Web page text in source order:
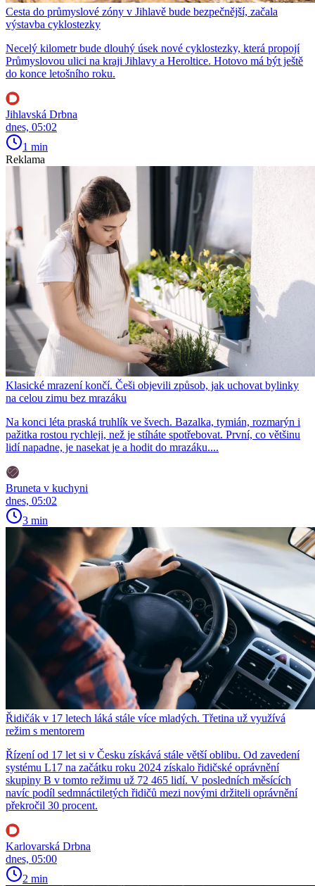
Cesta do průmyslové zóny v Jihlavě bude bezpečnější, začala
výstavba cyklostezky
Necelý kilometr bude dlouhý úsek nové cyklostezky, která propojí
Průmyslovou ulici na kraji Jihlavy a Heroltice. Hotovo má být ještě
do konce letošního roku.
Jihlavská Drbna
dnes, 05:02
1 min
Reklama
Klasické mrazení končí. Češi objevili způsob, jak uchovat bylinky
na celou zimu bez mrazáku
Na konci léta praská truhlík ve švech. Bazalka, tymián, rozmarýn i
pažitka rostou rychleji, než je stíháte spotřebovat. První, co většinu
lidí napadne, je nasekat je a hodit do mrazáku....
Bruneta v kuchyni
dnes, 05:02
3 min
Řidičák v 17 letech láká stále více mladých. Třetina už využívá
režim s mentorem
Řízení od 17 let si v Česku získává stále větší oblibu. Od zavedení
systému L17 na začátku roku 2024 získalo řidičské oprávnění
skupiny B v tomto režimu už 72 465 lidí. V posledních měsících
navíc podíl sedmnáctiletých řidičů mezi novými držiteli oprávnění
překročil 30 procent.
Karlovarská Drbna
dnes, 05:00
2 min